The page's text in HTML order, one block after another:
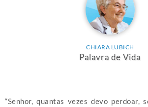
CHIARA LUBICH
Palavra de Vida
“Senhor, quantas vezes devo perdoar,